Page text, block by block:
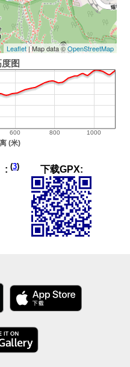
Leaflet| Map data ©OpenStreetMap
: (3) 下载GPX: